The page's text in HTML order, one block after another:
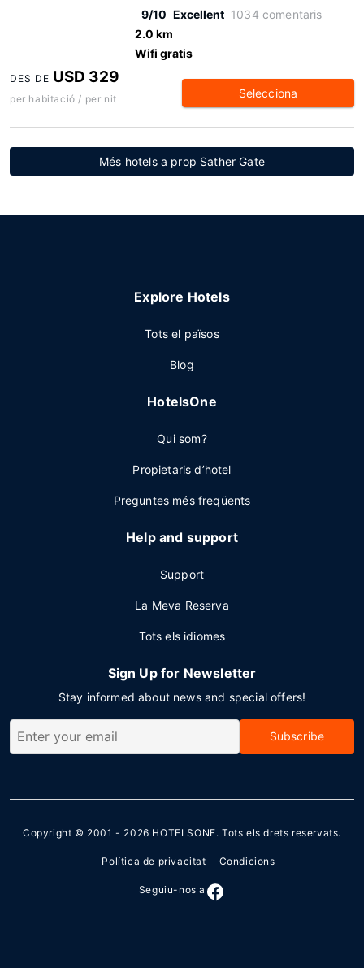
9/10 Excellent 1034 comentaris
2.0 km
Wifi gratis
DES DE USD 329
per habitació / per nit Selecciona
Més hotels a prop Sather Gate
Explore Hotels
Tots el països
Blog
HotelsOne
Qui som?
Propietaris d’hotel
Preguntes més freqüents
Help and support
Support
La Meva Reserva
Tots els idiomes
Sign Up for Newsletter
Stay informed about news and special offers!
Subscribe
Copyright © 2001 - 2026 HOTELSONE. Tots els drets reservats.
Política de privacitat Condicions
Seguiu-nos a